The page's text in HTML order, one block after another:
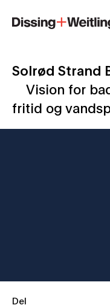
Solrød Strand
Vision for
fritid og
Del